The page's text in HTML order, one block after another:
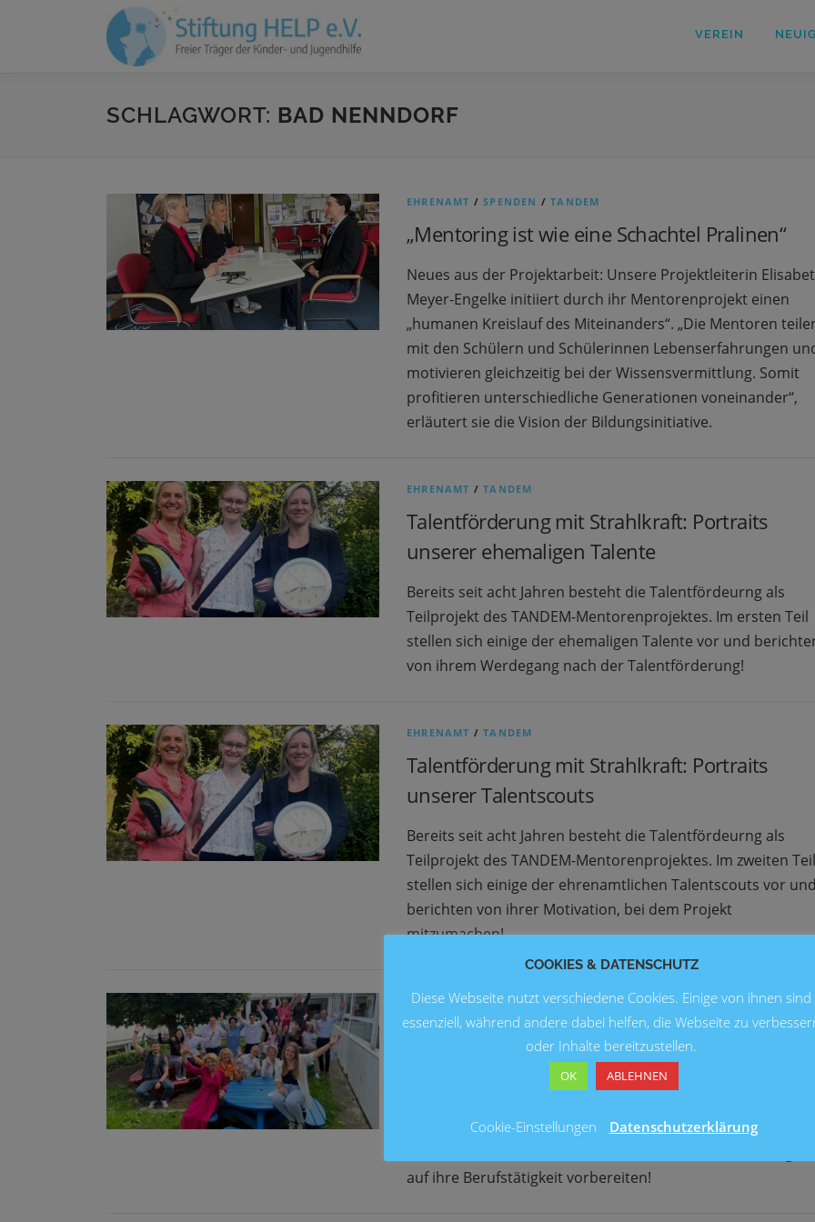
VEREIN
SCHLAGWORT: BAD NENNDORF
EHRENAMT /SPENDEN /TANDEM
„Mentoring ist wie eine Schachtel Pralinen“
Neues aus der Projektarbeit: Unsere Projektleiterin
Meyer-Engelke initiiert durch ihr Mentorenprojekt einen
„humanen Kreislauf des Miteinanders“. „Die Mentoren
mit den Schülern und Schülerinnen Lebenserfahrungen
motivieren gleichzeitig bei der Wissensvermittlung. Somit
profitieren unterschiedliche Generationen voneinander“,
erläutert sie die Vision der Bildungsinitiative.
EHRENAMT /TANDEM
Talentförderung mit Strahlkraft: Portraits
unserer ehemaligen Talente
Bereits seit acht Jahren besteht die Talentfördeurng als
Teilprojekt des TANDEM-Mentorenprojektes. Im ersten Teil
stellen sich einige der ehemaligen Talente vor und
von ihrem Werdegang nach der Talentförderung!
EHRENAMT /TANDEM
Talentförderung mit Strahlkraft: Portraits
unserer Talentscouts
Bereits seit acht Jahren besteht die Talentfördeurng als
Teilprojekt des TANDEM-Mentorenprojektes. Im zweiten Teil
stellen sich einige der ehrenamtlichen Talentscouts vor
berichten von ihrer Motivation, bei dem Projekt
mitzumachen!
EHRENAMT/TANDEM
Wir sind Zukunft: Generation „Golf“ trifft im
Assessment-Center auf Generation Z
Talentförderung die Generationen X und Z zusammen. Ihre
auf ihre Berufstätigkeit vorbereiten!
COOKIES & DATENSCHUTZ
Diese Webseite nutzt verschiedene Cookies. Einige von ihnen sind
essenziell, während andere dabei helfen, die Webseite zu
oder Inhalte bereitzustellen.
OK ABLEHNEN
Cookie-Einstellungen Datenschutzerklärung